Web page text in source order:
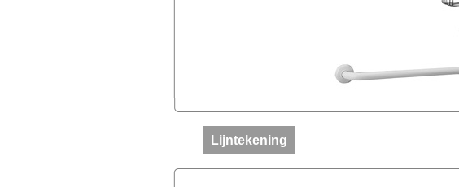
Lijntekening